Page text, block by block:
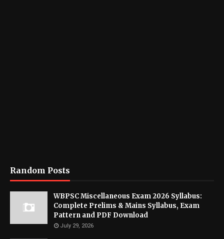
Random Posts
WBPSC Miscellaneous Exam 2026 Syllabus:
Complete Prelims & Mains Syllabus, Exam
Pattern and PDF Download
July 29, 2026